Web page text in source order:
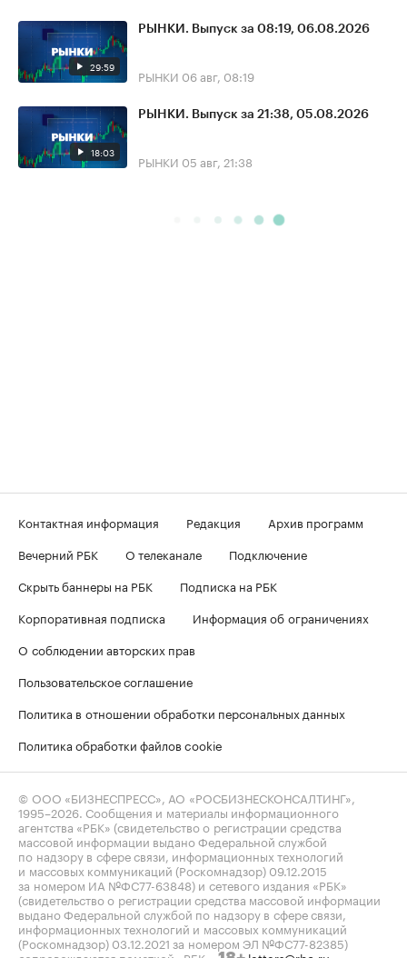
29:59
РЫНКИ. Выпуск за 08:19, 06.08.2026
РЫНКИ 06 авг, 08:19
18:03
РЫНКИ. Выпуск за 21:38, 05.08.2026
РЫНКИ 05 авг, 21:38
Контактная информация Редакция
Архив программ
Вечерний РБК
О телеканале
Подключение
Скрыть баннеры на РБК
Подписка на РБК
Корпоративная подписка
Информация об ограничениях
О соблюдении авторских прав
Пользовательское соглашение
Политика в отношении обработки персональных данных
Политика обработки файлов cookie
© ООО «БИЗНЕСПРЕСС», АО «РОСБИЗНЕСКОНСАЛТИНГ»,
1995–2026 . Сообщения и материалы информационного
агентства «РБК» (свидетельство о регистрации средства
массовой информации выдано Федеральной службой
по надзору в сфере связи, информационных технологий
и массовых коммуникаций (Роскомнадзор) 09.12.2015
за номером ИА №ФС77-63848) и сетевого издания «РБК»
(свидетельство о регистрации средства массовой информации
выдано Федеральной службой по надзору в сфере связи,
информационных технологий и массовых коммуникаций
(Роскомнадзор) 03.12.2021 за номером ЭЛ №ФС77-82385)